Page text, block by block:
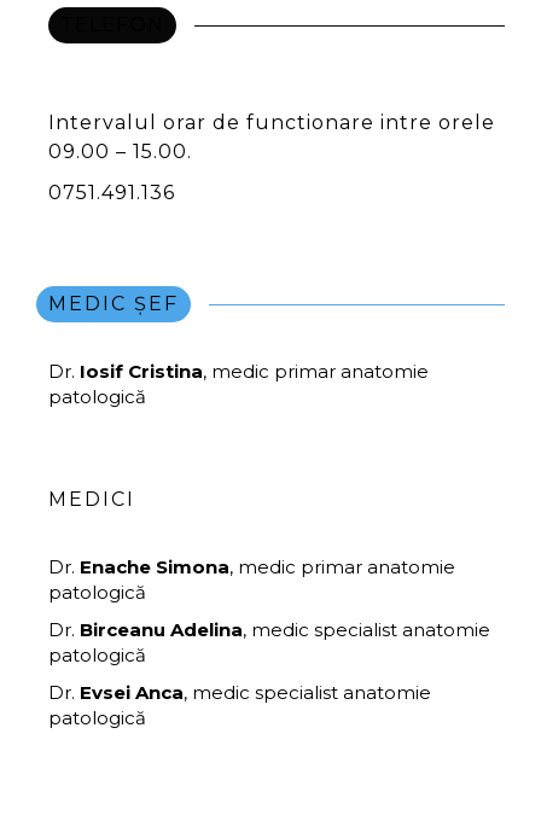
Intervalul orar de functionare intre orele
09.00 – 15.00.
0751.491.136
MEDIC ȘEF
Dr. Iosif Cristina, medic primar anatomie
patologică
MEDICI
Dr. Enache Simona, medic primar anatomie
patologică
Dr. Birceanu Adelina, medic specialist anatomie
patologică
Dr. Evsei Anca, medic specialist anatomie
patologică